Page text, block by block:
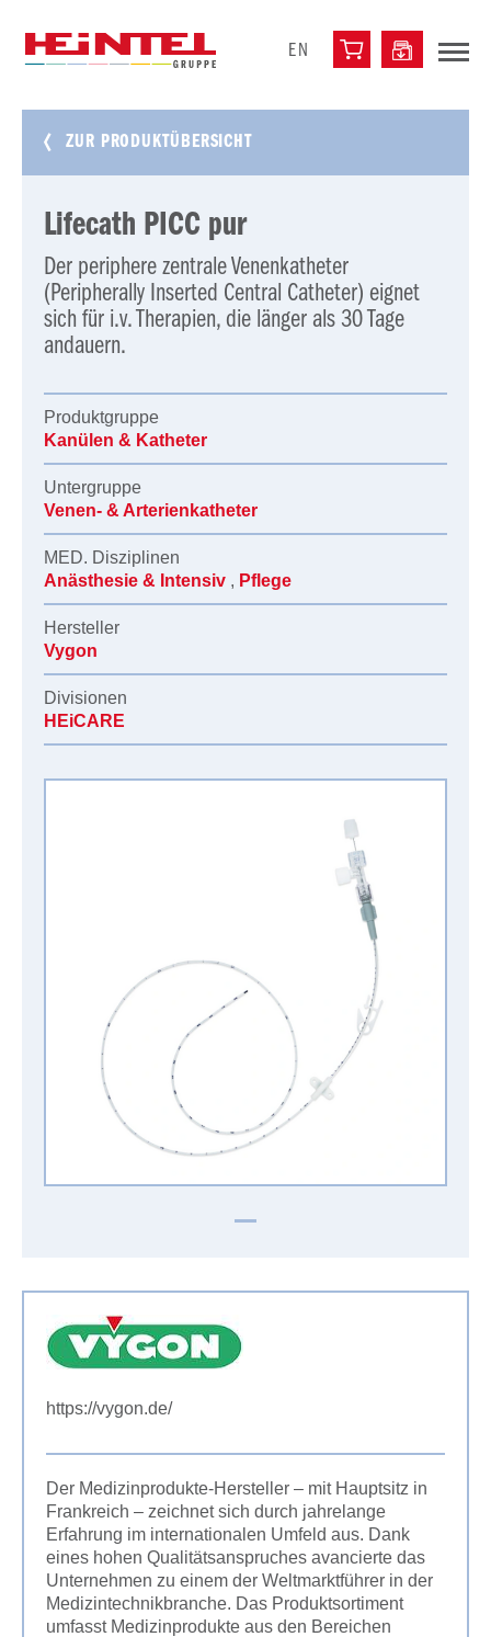
EN
ZUR PRODUKTÜBERSICHT
Lifecath PICC pur
Der periphere zentrale Venenkatheter
(Peripherally Inserted Central Catheter) eignet
sich für i.v. Therapien, die länger als 30 Tage
andauern.
Produktgruppe
Kanülen & Katheter
Untergruppe
Venen- & Arterienkatheter
MED. Disziplinen
Anästhesie & Intensiv , Pflege
Hersteller
Vygon
Divisionen
HEiCARE
https://vygon.de/
Der Medizinprodukte-Hersteller – mit Hauptsitz in
Frankreich – zeichnet sich durch jahrelange
Erfahrung im internationalen Umfeld aus. Dank
eines hohen Qualitätsanspruches avancierte das
Unternehmen zu einem der Weltmarktführer in der
Medizintechnikbranche. Das Produktsortiment
umfasst Medizinprodukte aus den Bereichen